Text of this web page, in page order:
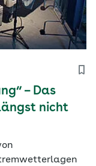
– Das
nicht